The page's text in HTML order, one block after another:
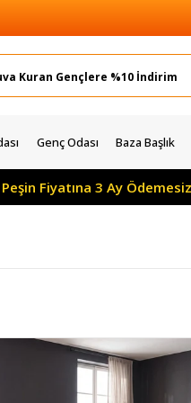
Genç Odası Baza Başlık
Ödemesiz 10 Ay Taksitle